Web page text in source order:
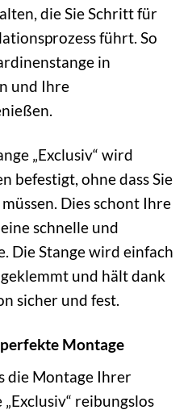
die Sie Schritt für
führt. So
in
und Ihre
„Exclusiv“ wird
befestigt, ohne dass Sie
Dies schont Ihre
schnelle und
Die Stange wird einfach
und hält dank
sicher und fest.
Montage
die Montage Ihrer
reibungslos